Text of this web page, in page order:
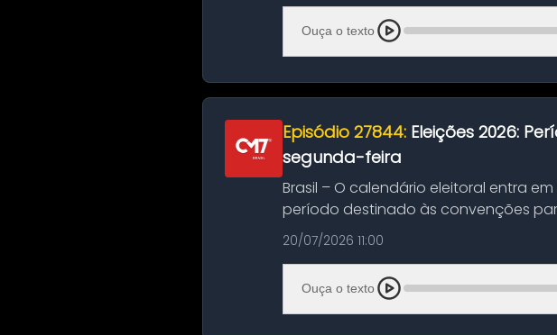
Ouça o texto
Episódio 27844: Eleições 2026:
segunda-feira
Brasil – O calendário eleitoral entra
período destinado às convenções
oficializa...
20/07/2026 11:00
Ouça o texto